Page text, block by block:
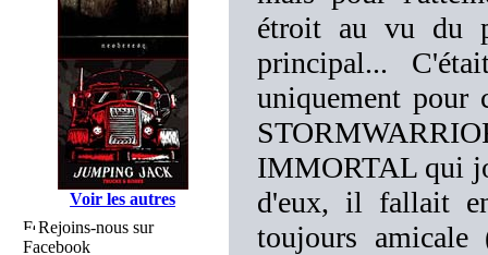
Voir les autres
Rejoins-nous sur
Facebook
étroit au vu du
principal...
uniquement
IMMORTAL qui
d'eux, il fallait
toujours amicale